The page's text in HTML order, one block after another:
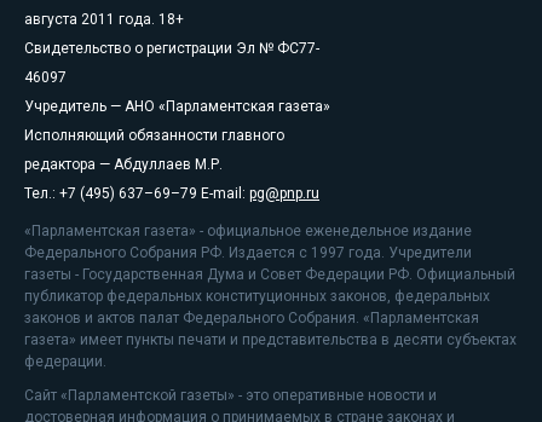
августа 2011 года. 18+
Свидетельство о регистрации Эл № ФС77-
46097
Учредитель — АНО «Парламентская газета»
Исполняющий обязанности главного
редактора — Абдуллаев М.Р.
Тел.: +7 (495) 637–69–79 E-mail: pg@pnp.ru
«Парламентская газета» - официальное еженедельное издание
Федерального Собрания РФ. Издается с 1997 года. Учредители
газеты - Государственная Дума и Совет Федерации РФ. Официальный
публикатор федеральных конституционных законов, федеральных
законов и актов палат Федерального Собрания. «Парламентская
газета» имеет пункты печати и представительства в десяти субъектах
федерации.
Сайт «Парламентской газеты» - это оперативные новости и
достоверная информация о принимаемых в стране законах и